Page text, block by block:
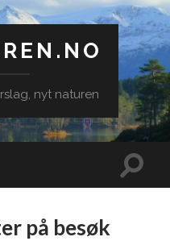
nyt naturen
Veksle
på besøk